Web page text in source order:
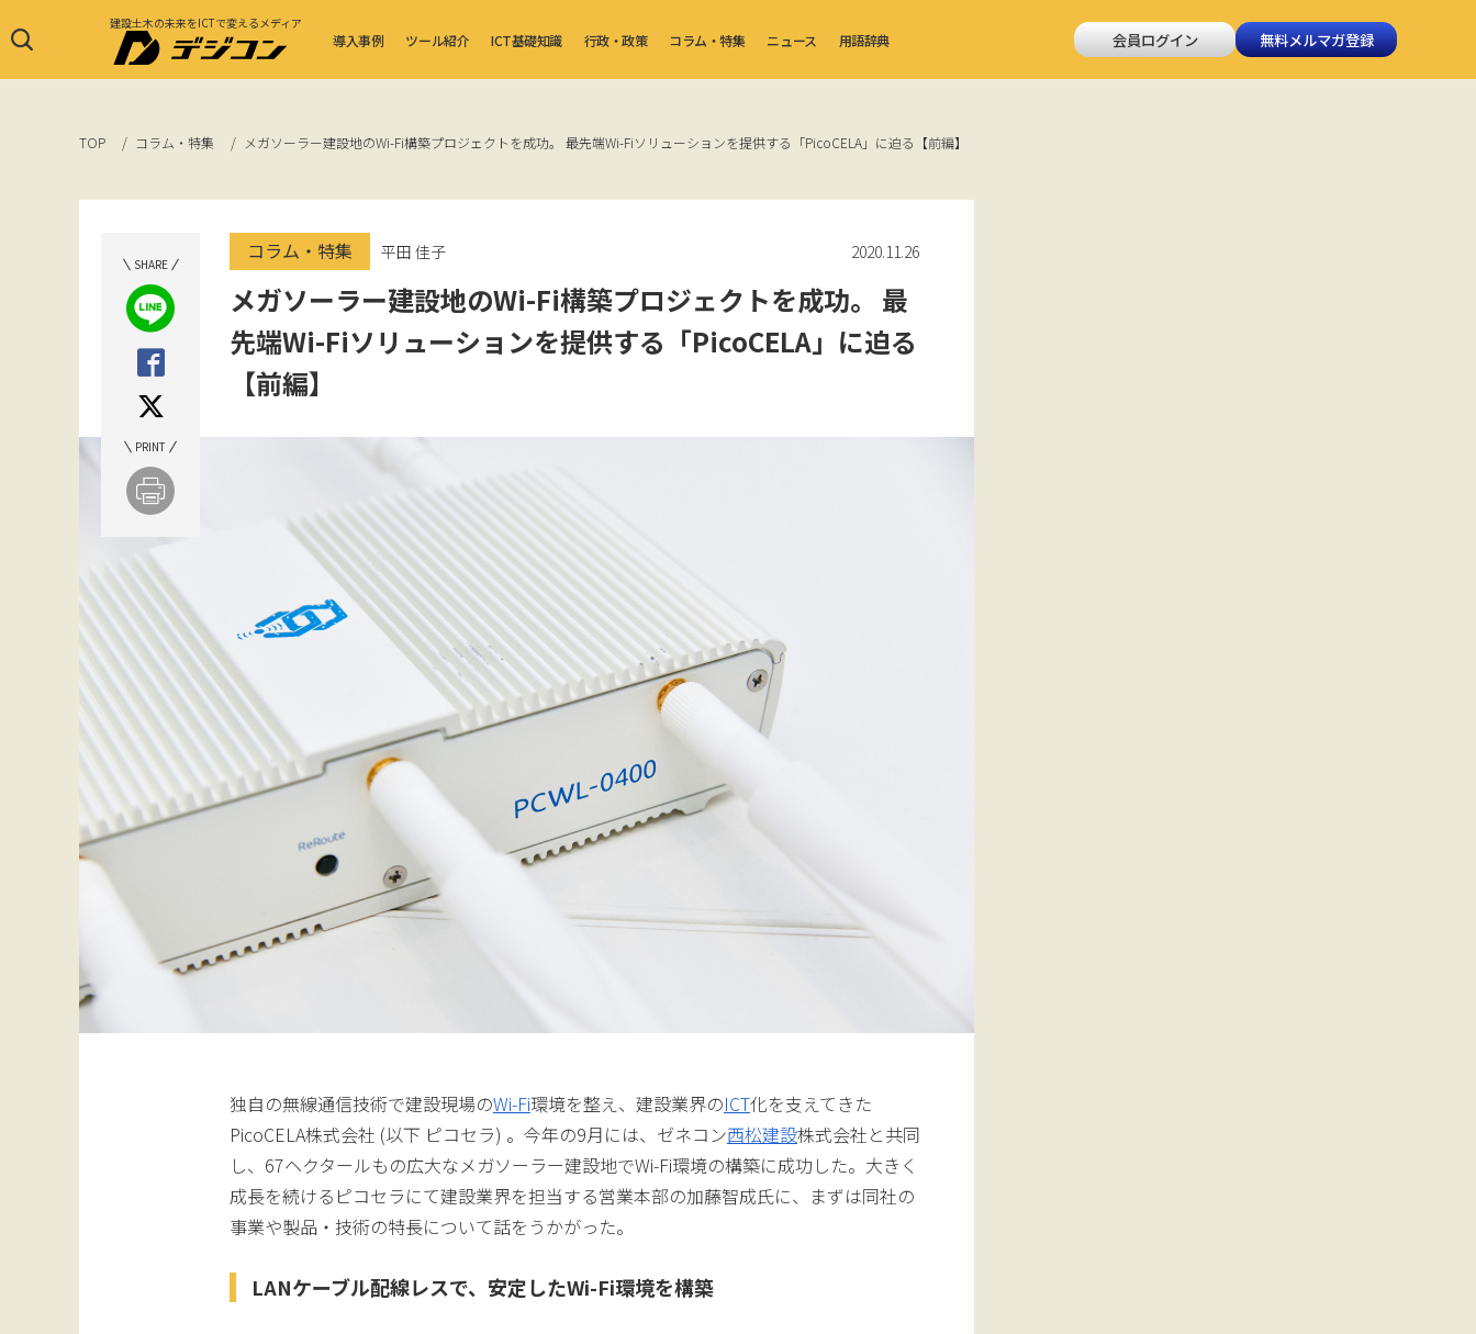
建設土木の未来をICTで変えるメディア
導入事例 ツール紹介 ICT基礎知識 行政・政策 コラム・特集 ニュース 用語辞典 会員ログイン 無料メルマガ登録
TOP コラム・特集 メガソーラー建設地のWi-Fi構築プロジェクトを成功。 最先端Wi-Fiソリューションを提供する「PicoCELA」に迫る【前編】
コラム・特集 平田 佳子 2020.11.26
メガソーラー建設地のWi-Fi構築プロジェクトを成功。 最
先端Wi-Fiソリューションを提供する「PicoCELA」に迫る
【前編】
独自の無線通信技術で建設現場のWi-Fi環境を整え、建設業界のICT化を支えてきた
PicoCELA株式会社 (以下 ピコセラ) 。今年の9月には、ゼネコン西松建設株式会社と共同
し、67ヘクタールもの広大なメガソーラー建設地でWi-Fi環境の構築に成功した。大きく
成長を続けるピコセラにて建設業界を担当する営業本部の加藤智成氏に、まずは同社の
事業や製品・技術の特長について話をうかがった。
LANケーブル配線レスで、安定したWi-Fi環境を構築
SHARE
PRINT